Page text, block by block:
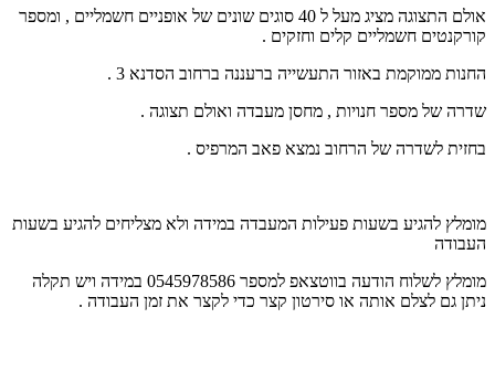
אולם התצוגה מציג מעל ל 40 סוגים שונים של אופניים חשמליים , ומספר
קורקנטים חשמליים קלים וחזקים .
החנות ממוקמת באזור התעשייה ברעננה ברחוב הסדנא 3 .
שדרה של מספר חנויות , מחסן מעבדה ואולם תצוגה .
בחזית לשדרה של הרחוב נמצא פאב המרפיס .
מומלץ להגיע בשעות פעילות המעבדה במידה ולא מצליחים להגיע בשעות
העבודה
מומלץ לשלוח הודעה בווטצאפ למספר 0545978586 במידה ויש תקלה
ניתן גם לצלם אותה או סירטון קצר כדי לקצר את זמן העבודה .